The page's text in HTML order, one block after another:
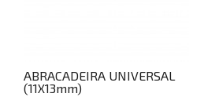
ABRACADEIRA UNIVERSAL
(11X13mm)